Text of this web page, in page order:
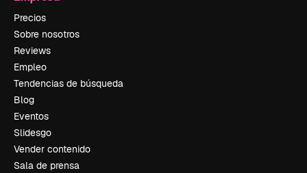
Precios
Sobre nosotros
Reviews
Empleo
Tendencias de búsqueda
Blog
Eventos
Slidesgo
Vender contenido
Sala de prensa